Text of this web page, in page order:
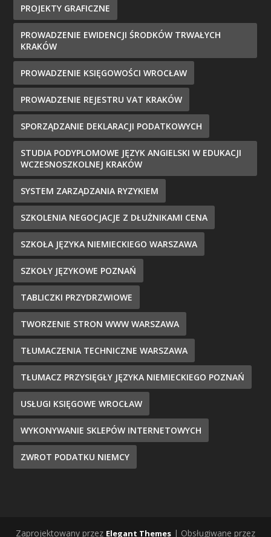
PROJEKTY GRAFICZNE
PROWADZENIE EWIDENCJI ŚRODKÓW TRWAŁYCH
KRAKÓW
PROWADZENIE KSIĘGOWOŚCI WROCŁAW
PROWADZENIE REJESTRU VAT KRAKÓW
SPORZĄDZANIE DEKLARACJI PODATKOWYCH
STUDIA PODYPLOMOWE JĘZYK ANGIELSKI W EDUKACJI
WCZESNOSZKOLNEJ KRAKÓW
SYSTEM ZARZĄDZANIA RYZYKIEM
SZKOLENIA NEGOCJACJE Z DŁUŻNIKAMI CENA
SZKOŁA JĘZYKA NIEMIECKIEGO WARSZAWA
SZKOŁY JĘZYKOWE POZNAŃ
TABLICZKI PRZYDRZWIOWE
TWORZENIE STRON WWW WARSZAWA
TŁUMACZENIA TECHNICZNE WARSZAWA
TŁUMACZ PRZYSIĘGŁY JĘZYKA NIEMIECKIEGO POZNAŃ
USŁUGI KSIĘGOWE WROCŁAW
WYKONYWANIE SKLEPÓW INTERNETOWYCH
ZWROT PODATKU NIEMCY
Zaprojektowany przez Elegant Themes | Obsługiwane przez